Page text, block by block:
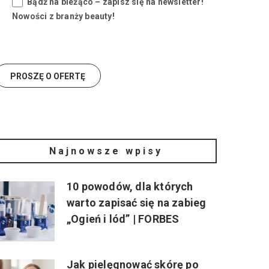
Nowości z branży beauty!
Najnowsze wpisy
10 powodów, dla których
warto zapisać się na zabieg
„Ogień i lód” | FORBES
Jak pielęgnować skórę po